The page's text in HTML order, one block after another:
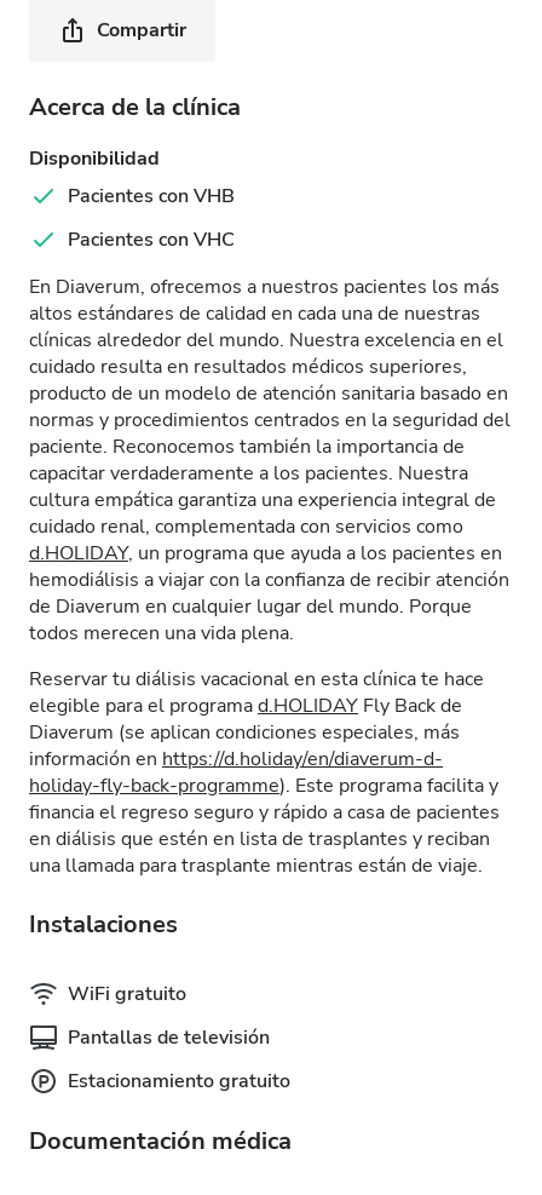
Compartir
Acerca de la clínica
Disponibilidad
Pacientes con VHB
Pacientes con VHC
En Diaverum, ofrecemos a nuestros pacientes los más
altos estándares de calidad en cada una de nuestras
clínicas alrededor del mundo. Nuestra excelencia en el
cuidado resulta en resultados médicos superiores,
producto de un modelo de atención sanitaria basado en
normas y procedimientos centrados en la seguridad del
paciente. Reconocemos también la importancia de
capacitar verdaderamente a los pacientes. Nuestra
cultura empática garantiza una experiencia integral de
cuidado renal, complementada con servicios como
d.HOLIDAY, un programa que ayuda a los pacientes en
hemodiálisis a viajar con la confianza de recibir atención
de Diaverum en cualquier lugar del mundo. Porque
todos merecen una vida plena.
Reservar tu diálisis vacacional en esta clínica te hace
elegible para el programad.HOLIDAY Fly Back de
Diaverum (se aplican condiciones especiales, más
información en https://d.holiday/en/diaverum-d-
holiday-fly-back-programme). Este programa facilita y
financia el regreso seguro y rápido a casa de pacientes
en diálisis que estén en lista de trasplantes y reciban
una llamada para trasplante mientras están de viaje.
Instalaciones
WiFi gratuito
Pantallas de televisión
Estacionamiento gratuito
Documentación médica